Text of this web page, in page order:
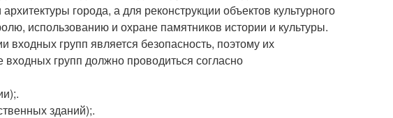
города, а для реконструкции объектов культурного
использованию и охране памятников истории и культуры.
групп является безопасность, поэтому их
групп должно проводиться согласно
зданий);.